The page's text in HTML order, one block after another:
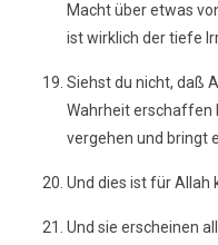
Macht über etwas
ist wirklich der tiefe
Siehst du nicht, daß
Wahrheit erschaffen
vergehen und bringt
Und dies ist für Allah
Und sie erscheinen